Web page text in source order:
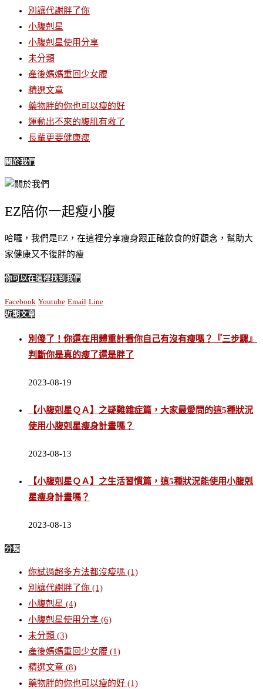
別讓代謝胖了你
小腹剋星
小腹剋星使用分享
未分類
產後媽媽重回少女腰
精選文章
藥物胖的你也可以瘦的好
運動出不來的腹肌有救了
長輩更要健康瘦
關於我們
EZ陪你一起瘦小腹
哈囉，我們是EZ，在這裡分享瘦身跟正確飲食的好觀念，幫助大
家健康又不復胖的瘦
你可以在這裡找到我們
Facebook Youtube Email Line
近期文章
別傻了！你還在用體重計看你自己有沒有瘦嗎？『三步驟』
判斷你是真的瘦了還是胖了
2023-08-19
【小腹剋星ＱＡ】之疑難雜症篇，大家最愛問的這5種狀況
使用小腹剋星瘦身計畫嗎？
2023-08-13
【小腹剋星ＱＡ】之生活習慣篇，這5種狀況能使用小腹剋
星瘦身計畫嗎？
2023-08-13
分類
你試過超多方法都沒瘦嗎 (1)
別讓代謝胖了你 (1)
小腹剋星 (4)
小腹剋星使用分享 (6)
未分類 (3)
產後媽媽重回少女腰 (1)
精選文章 (8)
藥物胖的你也可以瘦的好 (1)